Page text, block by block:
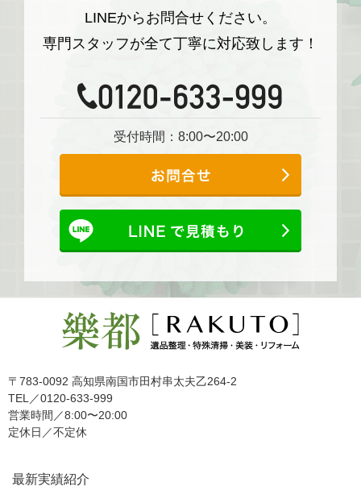
LINEからお問合せください。
専門スタッフが全て丁寧に対応致します！
受付時間：8:00〜20:00
〒783-0092 高知県南国市田村串太夫乙264-2
TEL／0120-633-999
営業時間／8:00〜20:00
定休日／不定休
最新実績紹介